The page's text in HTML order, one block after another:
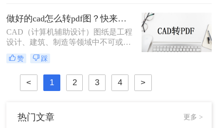
择。将CAD图纸导出为清晰的PDF文
件，对于确保设计细节的准确传达和
在不同设备间的顺畅分享至关重要。
那么cad如何导出清晰的pdf呢？以下
将详细介绍几种将CAD文件导出为清
晰PDF的方法。
做好的cad怎么转pdf图？快来看看这三种方法！
CAD（计算机辅助设计）图纸是工程
设计、建筑、制造等领域中不可或缺
的重要文件。为了更方便地分享、查
看和打印这些图纸，许多用户会选择
将其转换为PDF（可移植文档格式）
图。那么做好的cad怎么转pdf图呢？
下面将详细介绍几种将CAD图纸转换
赞 踩
< 1 2 3 4 >
热门文章 更多 >